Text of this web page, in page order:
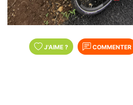
J'AIME ? COMMENTER